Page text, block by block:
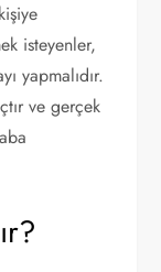
isteyenler,
yapmalıdır.
ve gerçek